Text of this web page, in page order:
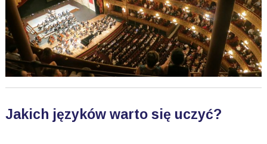
Jakich języków warto się uczyć?